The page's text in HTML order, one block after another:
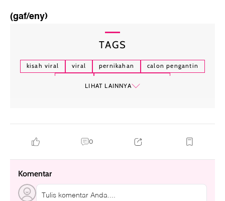
(gaf/eny)
TAGS
kisah viral viral pernikahan
calon pengantin
LIHAT LAINNYA
0
Komentar
Tulis komentar Anda....